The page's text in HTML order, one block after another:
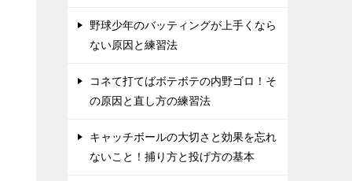
野球少年のバッティングが上手くなら
ない原因と練習法
コネて打てばボテボテの内野ゴロ！そ
の原因と直し方の練習法
キャッチボールの大切さと効果を忘れ
ないこと！捕り方と投げ方の基本